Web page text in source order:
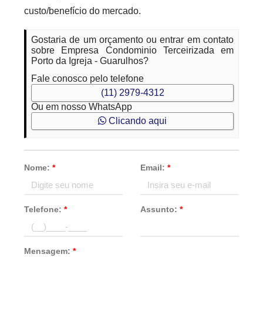
custo/benefício do mercado.
Gostaria de um orçamento ou entrar em contato
sobre Empresa Condominio Terceirizada em
Porto da Igreja - Guarulhos?
Fale conosco pelo telefone
(11) 2979-4312
Ou em nosso WhatsApp
Clicando aqui
Nome:* Email: *
Telefone:* Assunto: *
Mensagem:*